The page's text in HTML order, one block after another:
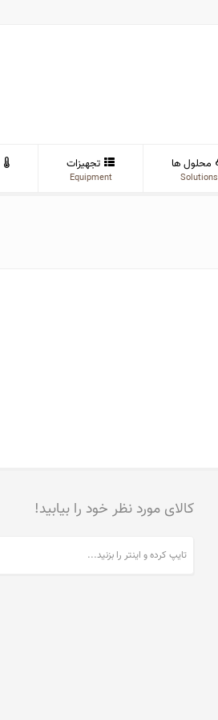
محلول ها
Solutions
تجهیزات
Equipment
کالای مورد نظر خود را بیابید!